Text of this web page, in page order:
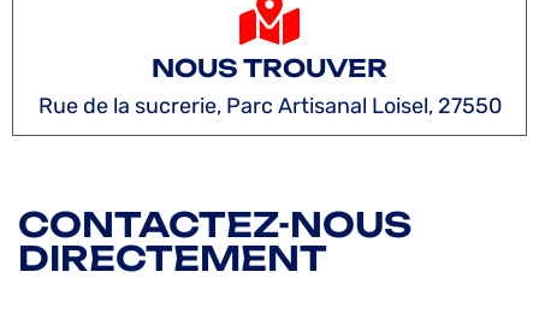
NOUS TROUVER
Rue de la sucrerie, Parc Artisanal Loisel, 27550
CONTACTEZ-NOUS
DIRECTEMENT